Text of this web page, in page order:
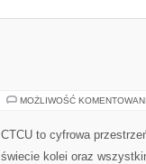
MOŻLIWOŚĆ
CTCU to cyfrowa
świecie kolei oraz